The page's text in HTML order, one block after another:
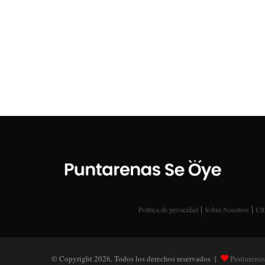
Política de privacidad | Sobre Nosotros |
© Copyright 2026, Todos los derechos reservados |